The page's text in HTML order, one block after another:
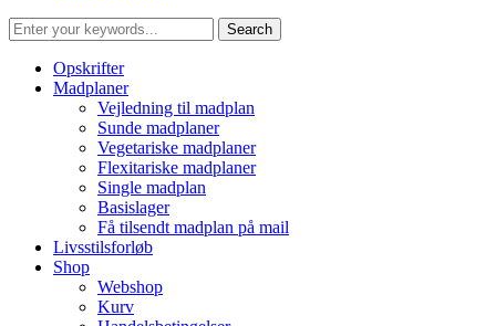
Opskrifter
Madplaner
Vejledning til madplan
Sunde madplaner
Vegetariske madplaner
Flexitariske madplaner
Single madplan
Basislager
Få tilsendt madplan på mail
Livsstilsforløb
Shop
Webshop
Kurv